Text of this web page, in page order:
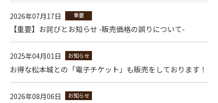
2026年07月17日 重要
【重要】お詫びとお知らせ -販売価格の誤りについて-
2025年04月01日 お知らせ
お得な松本城との「電子チケット」も販売をしております！
2026年08月06日 お知らせ